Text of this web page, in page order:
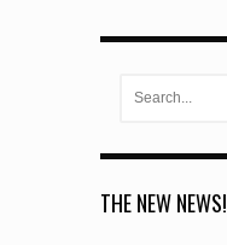
THE NEW NEWS!